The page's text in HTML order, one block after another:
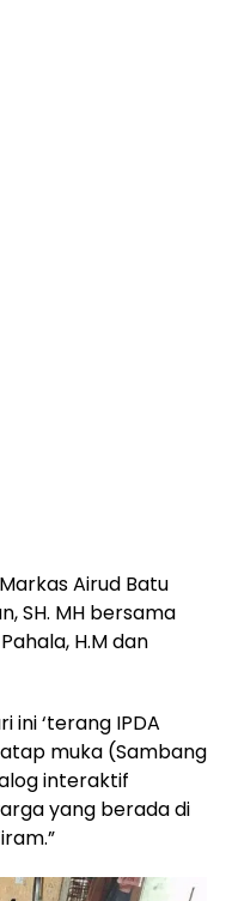
Airud Batu
SH. MH bersama
H.M dan
ini ‘terang IPDA
muka (Sambang
interaktif
yang berada di